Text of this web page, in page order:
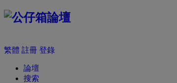
繁體 註冊 登錄
論壇
搜索